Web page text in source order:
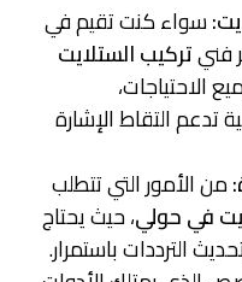
سواء كنت تقيم في
فنيتركيب الستلايت
الاحتياجات،
تدعم التقاط الإشارة
من الأمور التي تتطلب
في حولي، حيث يحتاج
الترددات باستمرار.